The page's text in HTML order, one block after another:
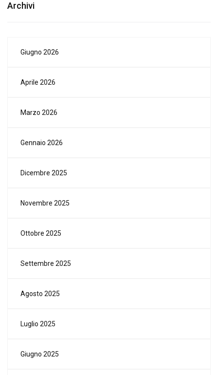
Archivi
Giugno 2026
Aprile 2026
Marzo 2026
Gennaio 2026
Dicembre 2025
Novembre 2025
Ottobre 2025
Settembre 2025
Agosto 2025
Luglio 2025
Giugno 2025